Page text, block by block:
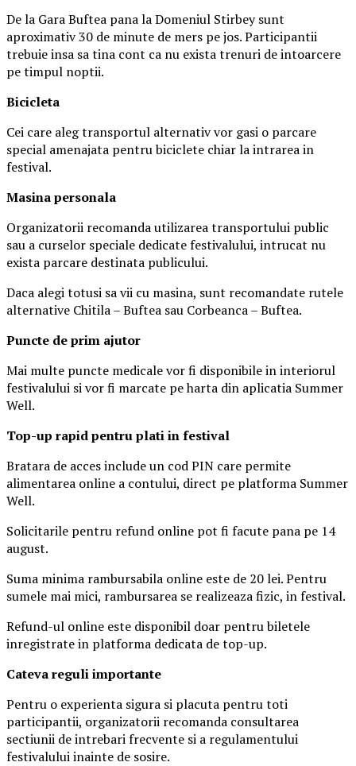
De la Gara Buftea pana la Domeniul Stirbey sunt
aproximativ 30 de minute de mers pe jos. Participantii
trebuie insa sa tina cont ca nu exista trenuri de intoarcere
pe timpul noptii.
Bicicleta
Cei care aleg transportul alternativ vor gasi o parcare
special amenajata pentru biciclete chiar la intrarea in
festival.
Masinapersonala
Organizatorii recomanda utilizarea transportului public
sau a curselor speciale dedicate festivalului, intrucat nu
exista parcare destinata publicului.
Daca alegi totusi sa vii cu masina, sunt recomandate rutele
alternative Chitila – Buftea sau Corbeanca – Buftea.
Puncte de prim ajutor
Mai multe puncte medicale vor fi disponibile in interiorul
festivalului si vor fi marcate pe harta din aplicatia Summer
Well.
Top-up rapid pentru plati in festival
Bratara de acces include un cod PIN care permite
alimentarea online a contului, direct pe platforma Summer
Well.
Solicitarile pentru refund online pot fi facute pana pe 14
august.
Suma minima rambursabila online este de 20 lei. Pentru
sumele mai mici, rambursarea se realizeaza fizic, in festival.
Refund-ul online este disponibil doar pentru biletele
inregistrate in platforma dedicata de top-up.
Cateva reguli importante
Pentru o experienta sigura si placuta pentru toti
participantii, organizatorii recomanda consultarea
sectiunii de intrebari frecvente si a regulamentului
festivalului inainte de sosire.